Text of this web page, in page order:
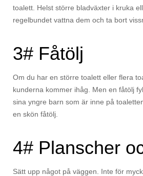
toalett. Helst större bladväxter i kruka
regelbundet vattna dem och ta bort
3# Fåtölj
Om du har en större toalett eller flera
kunderna kommer ihåg. Men en fåtölj
sina yngre barn som är inne på
en skön fåtölj.
4# Planscher
Sätt upp något på väggen. Inte för